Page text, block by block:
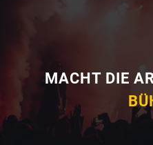
MACHT DIE